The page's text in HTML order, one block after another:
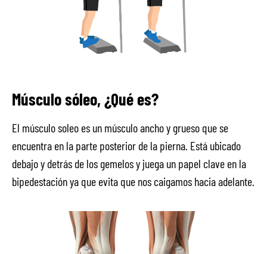
Músculo sóleo, ¿Qué es?
El músculo soleo es un músculo ancho y grueso que se
encuentra en la parte posterior de la pierna. Está ubicado
debajo y detrás de los gemelos y juega un papel clave en la
bipedestación ya que evita que nos caigamos hacia adelante.